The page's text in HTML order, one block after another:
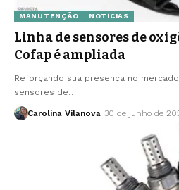
MANUTENÇÃO NOTÍCIAS
Linha de sensores de
Cofap é ampliada
Reforçando sua presença no
sensores de…
Carolina Vilanova 30 de junho de